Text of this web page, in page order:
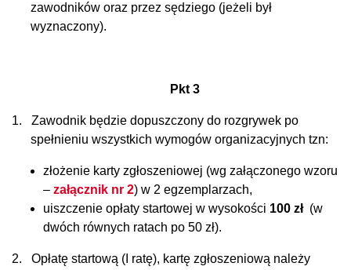
zawodników oraz przez sędziego (jeżeli był
wyznaczony).
Pkt 3
1.
Zawodnik będzie dopuszczony do rozgrywek po
spełnieniu wszystkich wymogów organizacyjnych tzn:
złożenie karty zgłoszeniowej (wg załączonego wzoru
– załącznik nr 2) w 2 egzemplarzach,
uiszczenie opłaty startowej w wysokości 100 zł(w
dwóch równych ratach po 50 zł).
2.
Opłatę startową (I ratę), kartę zgłoszeniową należy